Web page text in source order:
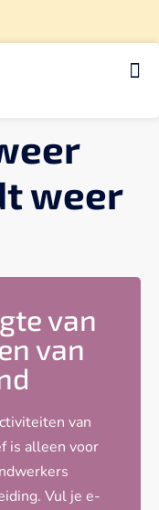
weer
van
van
van
is alleen voor
Vul je e-